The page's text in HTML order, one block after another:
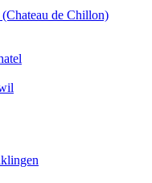
de Chillon)